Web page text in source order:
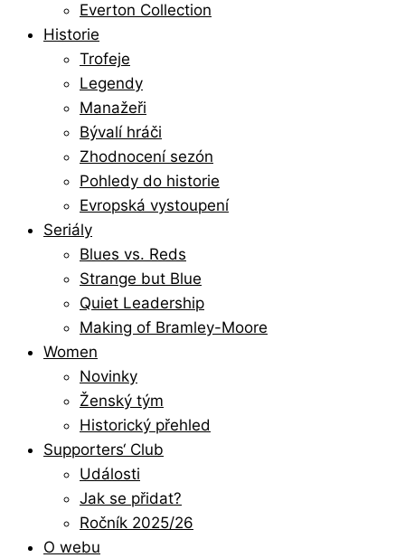
Everton Collection
Historie
Trofeje
Legendy
Manažeři
Bývalí hráči
Zhodnocení sezón
Pohledy do historie
Evropská vystoupení
Seriály
Blues vs. Reds
Strange but Blue
Quiet Leadership
Making of Bramley-Moore
Women
Novinky
Ženský tým
Historický přehled
Supporters‘ Club
Události
Jak se přidat?
Ročník 2025/26
O webu